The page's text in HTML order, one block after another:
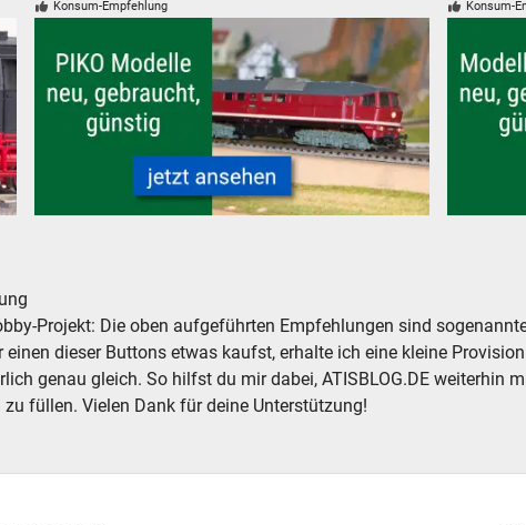
Konsum-Empfehlung Konsum-
Projekt: Die oben aufgeführten Empfehlungen sind
einen dieser Buttons etwas kaufst, erhalte ich eine kleine
genau gleich. So hilfst du mir dabei, ATISBLOG.DE weiterhin
füllen. Vielen Dank für deine Unterstützung!